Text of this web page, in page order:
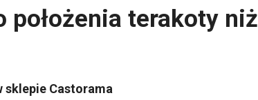
położenia terakoty niż
sklepie Castorama